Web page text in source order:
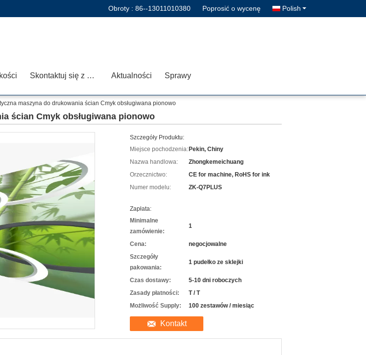
Obroty : 86--13011010380 Poprosić o wycenę Polish
Skontaktuj się z nami Aktualności Sprawy
maszyna do drukowania ścian Cmyk obsługiwana pionowo
ścian Cmyk obsługiwana pionowo
Szczegóły Produktu:
Miejsce pochodzenia: Pekin, Chiny
Nazwa handlowa:
Zhongkemeichuang
Orzecznictwo:
CE for machine, RoHS for ink
Numer modelu:
ZK-Q7PLUS
Zapłata:
Minimalne
zamówienie:
1
Cena:
negocjowalne
Szczegóły
pakowania:
1 pudełko ze sklejki
Czas dostawy:
5-10 dni roboczych
Zasady płatności:
T / T
Możliwość Supply:
100 zestawów / miesiąc
Kontakt